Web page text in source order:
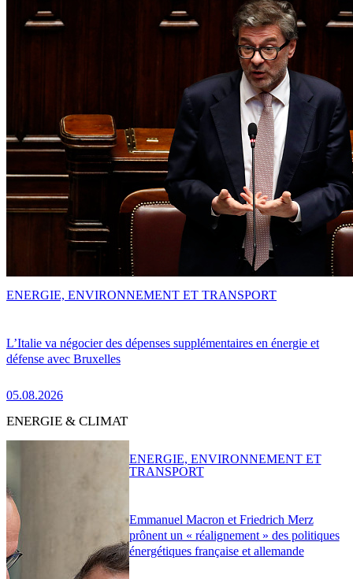
L’Italie va négocier des dépenses supplémentaires en énergie et
défense avec Bruxelles
05.08.2026
ENERGIE, ENVIRONNEMENT ET TRANSPORT
ENERGIE & CLIMAT
Emmanuel Macron et Friedrich Merz
prônent un « réalignement » des politiques
énergétiques française et allemande
ENERGIE, ENVIRONNEMENT ET
TRANSPORT